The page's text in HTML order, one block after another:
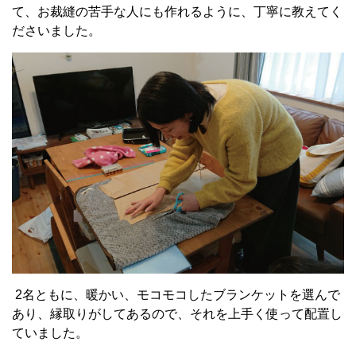
て、お裁縫の苦手な人にも作れるように、丁寧に教えてく
ださいました。
2名ともに、暖かい、モコモコしたブランケットを選んで
あり、縁取りがしてあるので、それを上手く使って配置し
ていました。